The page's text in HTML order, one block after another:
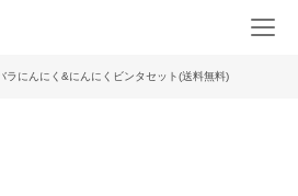
ラにんにく&にんにくビンタセット(送料無料)